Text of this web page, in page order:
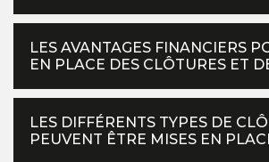
LES AVANTAGES FINANCIERS
EN PLACE DES CLÔTURES ET
LES DIFFÉRENTS TYPES DE
PEUVENT ÊTRE MISES EN